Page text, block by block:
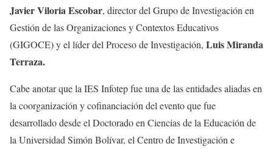
Javier Viloria Escobar, director del Grupo de Investigación en
Gestión de las Organizaciones y Contextos Educativos
(GIGOCE) y el líder del Proceso de Investigación, Luis Miranda
Terraza.
Cabe anotar que la IES Infotep fue una de las entidades aliadas en
la coorganización y cofinanciación del evento que fue
desarrollado desde el Doctorado en Ciencias de la Educación de
la Universidad Simón Bolívar, el Centro de Investigación e